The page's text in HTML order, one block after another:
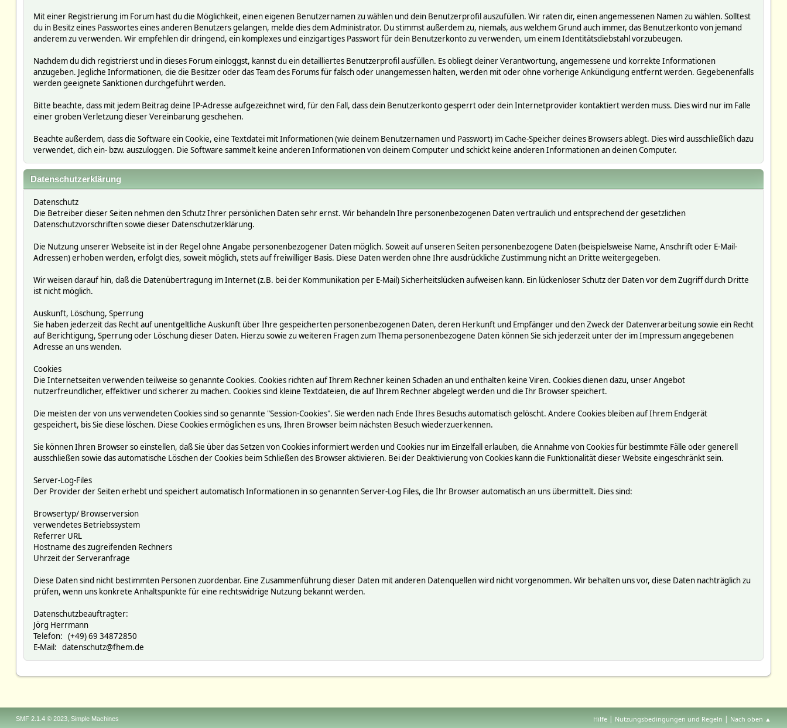
Mit einer Registrierung im Forum hast du die Möglichkeit, einen eigenen Benutzernamen zu wählen und dein Benutzerprofil auszufüllen. Wir raten dir, einen angemessenen Namen zu wählen. Solltest
du in Besitz eines Passwortes eines anderen Benutzers gelangen, melde dies dem Administrator. Du stimmst außerdem zu, niemals, aus welchem Grund auch immer, das Benutzerkonto von jemand
anderem zu verwenden. Wir empfehlen dir dringend, ein komplexes und einzigartiges Passwort für dein Benutzerkonto zu verwenden, um einem Identitätsdiebstahl vorzubeugen.
Nachdem du dich registrierst und in dieses Forum einloggst, kannst du ein detailliertes Benutzerprofil ausfüllen. Es obliegt deiner Verantwortung, angemessene und korrekte Informationen
anzugeben. Jegliche Informationen, die die Besitzer oder das Team des Forums für falsch oder unangemessen halten, werden mit oder ohne vorherige Ankündigung entfernt werden. Gegebenenfalls
werden geeignete Sanktionen durchgeführt werden.
Bitte beachte, dass mit jedem Beitrag deine IP-Adresse aufgezeichnet wird, für den Fall, dass dein Benutzerkonto gesperrt oder dein Internetprovider kontaktiert werden muss. Dies wird nur im Falle
einer groben Verletzung dieser Vereinbarung geschehen.
Beachte außerdem, dass die Software ein Cookie, eine Textdatei mit Informationen (wie deinem Benutzernamen und Passwort) im Cache-Speicher deines Browsers ablegt. Dies wird ausschließlich dazu
verwendet, dich ein- bzw. auszuloggen. Die Software sammelt keine anderen Informationen von deinem Computer und schickt keine anderen Informationen an deinen Computer.
Datenschutzerklärung
Datenschutz
Die Betreiber dieser Seiten nehmen den Schutz Ihrer persönlichen Daten sehr ernst. Wir behandeln Ihre personenbezogenen Daten vertraulich und entsprechend der gesetzlichen
Datenschutzvorschriften sowie dieser Datenschutzerklärung.
Die Nutzung unserer Webseite ist in der Regel ohne Angabe personenbezogener Daten möglich. Soweit auf unseren Seiten personenbezogene Daten (beispielsweise Name, Anschrift oder E-Mail-
Adressen) erhoben werden, erfolgt dies, soweit möglich, stets auf freiwilliger Basis. Diese Daten werden ohne Ihre ausdrückliche Zustimmung nicht an Dritte weitergegeben.
Wir weisen darauf hin, daß die Datenübertragung im Internet (z.B. bei der Kommunikation per E-Mail) Sicherheitslücken aufweisen kann. Ein lückenloser Schutz der Daten vor dem Zugriff durch Dritte
ist nicht möglich.
Auskunft, Löschung, Sperrung
Sie haben jederzeit das Recht auf unentgeltliche Auskunft über Ihre gespeicherten personenbezogenen Daten, deren Herkunft und Empfänger und den Zweck der Datenverarbeitung sowie ein Recht
auf Berichtigung, Sperrung oder Löschung dieser Daten. Hierzu sowie zu weiteren Fragen zum Thema personenbezogene Daten können Sie sich jederzeit unter der im Impressum angegebenen
Adresse an uns wenden.
Cookies
Die Internetseiten verwenden teilweise so genannte Cookies. Cookies richten auf Ihrem Rechner keinen Schaden an und enthalten keine Viren. Cookies dienen dazu, unser Angebot
nutzerfreundlicher, effektiver und sicherer zu machen. Cookies sind kleine Textdateien, die auf Ihrem Rechner abgelegt werden und die Ihr Browser speichert.
Die meisten der von uns verwendeten Cookies sind so genannte "Session-Cookies". Sie werden nach Ende Ihres Besuchs automatisch gelöscht. Andere Cookies bleiben auf Ihrem Endgerät
gespeichert, bis Sie diese löschen. Diese Cookies ermöglichen es uns, Ihren Browser beim nächsten Besuch wiederzuerkennen.
Sie können Ihren Browser so einstellen, daß Sie über das Setzen von Cookies informiert werden und Cookies nur im Einzelfall erlauben, die Annahme von Cookies für bestimmte Fälle oder generell
ausschließen sowie das automatische Löschen der Cookies beim Schließen des Browser aktivieren. Bei der Deaktivierung von Cookies kann die Funktionalität dieser Website eingeschränkt sein.
Server-Log-Files
Der Provider der Seiten erhebt und speichert automatisch Informationen in so genannten Server-Log Files, die Ihr Browser automatisch an uns übermittelt. Dies sind:
Browsertyp/ Browserversion
verwendetes Betriebssystem
Referrer URL
Hostname des zugreifenden Rechners
Uhrzeit der Serveranfrage
Diese Daten sind nicht bestimmten Personen zuordenbar. Eine Zusammenführung dieser Daten mit anderen Datenquellen wird nicht vorgenommen. Wir behalten uns vor, diese Daten nachträglich zu
prüfen, wenn uns konkrete Anhaltspunkte für eine rechtswidrige Nutzung bekannt werden.
Datenschutzbeauftragter:
Jörg Herrmann
Telefon: (+49) 69 34872850
E-Mail: datenschutz@fhem.de
Hilfe | Nutzungsbedingungen und Regeln | Nach oben ▲
SMF 2.1.4 © 2023, Simple Machines